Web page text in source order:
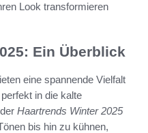
Look transformieren
Ein Überblick
eine spannende Vielfalt
in die kalte
Haartrends Winter 2025
bis hin zu kühnen,